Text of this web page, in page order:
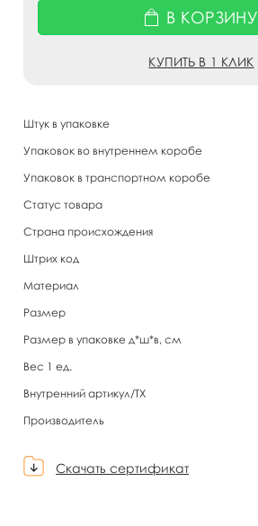
Штук в упаковке
Упаковок во внутреннем коробе
Упаковок в транспортном коробе
Статус товара
Страна происхождения
Штрих код
Материал
Размер
Размер в упаковке д*ш*в, см
Вес 1 ед.
Внутренний артикул/TX
Производитель
Скачать сертификат
В КОРЗИНУ
КУПИТЬ В 1 КЛИК